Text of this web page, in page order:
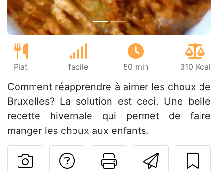
Plat facile 50 min 310 Kcal
Comment réapprendre à aimer les choux de
Bruxelles? La solution est ceci. Une belle
recette hivernale qui permet de faire
manger les choux aux enfants.
Imprimer
Poser une